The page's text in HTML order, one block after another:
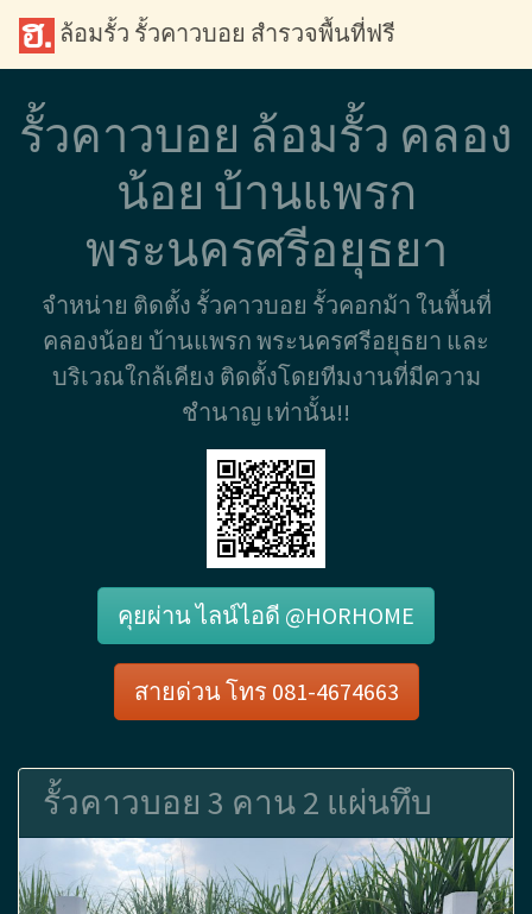
ล้อมรั้ว รั้วคาวบอย สำรวจพื้นที่ฟรี
รั้วคาวบอย ล้อมรั้ว คลอง
น้อย บ้านแพรก
พระนครศรีอยุธยา
จำหน่าย ติดตั้ง รั้วคาวบอย รั้วคอกม้า ในพื้นที่
คลองน้อย บ้านแพรก พระนครศรีอยุธยา และ
บริเวณใกล้เคียง ติดตั้งโดยทีมงานที่มีความ
ชำนาญ เท่านั้น!!
คุยผ่าน ไลน์ไอดี @HORHOME
สายด่วน โทร 081-4674663
รั้วคาวบอย 3 คาน 2 แผ่นทึบ